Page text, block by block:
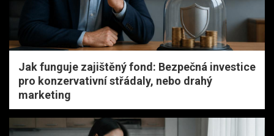
Jak funguje zajištěný fond: Bezpečná investice
pro konzervativní střádaly, nebo drahý
marketing